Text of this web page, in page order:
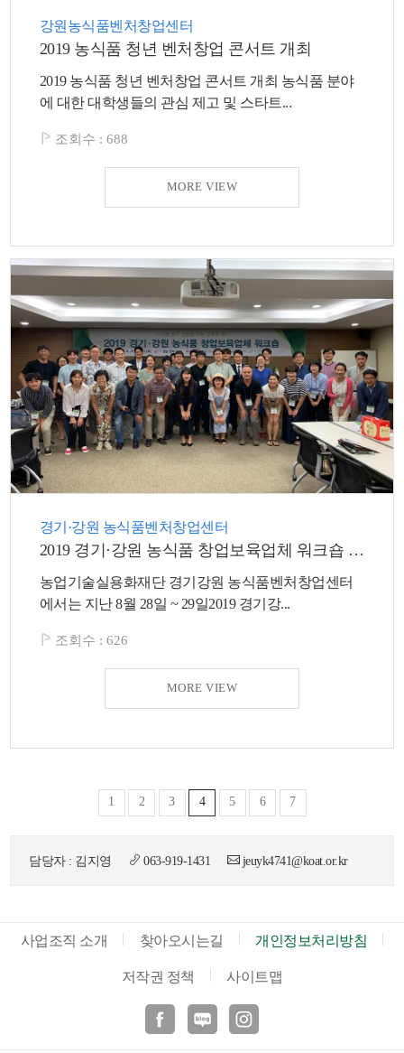
강원농식품벤처창업센터
2019 농식품 청년 벤처창업 콘서트 개최
2019 농식품 청년 벤처창업 콘서트 개최 농식품 분야
에 대한 대학생들의 관심 제고 및 스타트...
조회수 : 688
MORE VIEW
경기·강원 농식품벤처창업센터
2019 경기·강원 농식품 창업보육업체 워크숍 추진
농업기술실용화재단 경기강원 농식품벤처창업센터
에서는 지난 8월 28일 ~ 29일2019 경기강...
조회수 : 626
MORE VIEW
1 2 3 4 5 6 7
담당자 : 김지영 063-919-1431 jeuyk4741@koat.or.kr
사업조직 소개 찾아오시는길 개인정보처리방침
저작권 정책 사이트맵
인스타